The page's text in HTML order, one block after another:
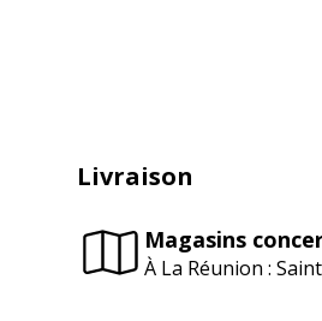
Livraison
Magasins
À La Réunion :